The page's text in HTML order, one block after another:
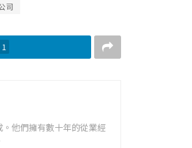
司
1
他們擁有數十年的從業經